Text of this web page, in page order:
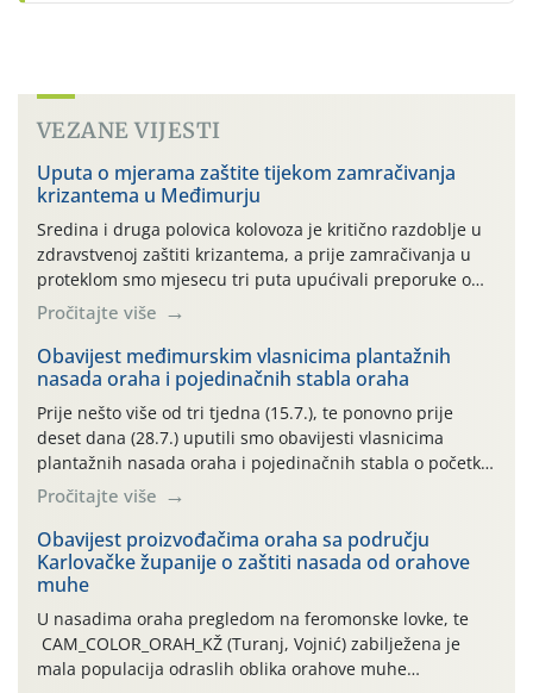
VEZANE VIJESTI
Uputa o mjerama zaštite tijekom zamračivanja
krizantema u Međimurju
Sredina i druga polovica kolovoza je kritično razdoblje u
zdravstvenoj zaštiti krizantema, a prije zamračivanja u
proteklom smo mjesecu tri puta upućivali preporuke o
preventivnim mjerama zaštite krizantema od najčešćih
uzročnika bolesti, štetnika i fito-fagnih grinja (23.7., 14.7.,
06.7.)! Na početku ovog mjeseca je zabilježeno je
povijesno i ekstremno vruće meteorološko razdoblje, uz
najviše temperature […]
Pročitajte više
Obavijest međimurskim vlasnicima plantažnih
nasada oraha i pojedinačnih stabla oraha
Prije nešto više od tri tjedna (15.7.), te ponovno prije
deset dana (28.7.) uputili smo obavijesti vlasnicima
plantažnih nasada oraha i pojedinačnih stabla o početku
leta i ovogodišnjoj potrebi usmjerenog suzbijanja
orahove muhe (Rhagoletis completa)! Već dvanaest dana
traje drugi ovogodišnji “toplinski udar”, koji naročito
izražen zadnja šest dana (31.7.-05.8.), jer najviše
temperature zraka svakodnevno […]
Pročitajte više
Obavijest proizvođačima oraha sa području
Karlovačke županije o zaštiti nasada od orahove
muhe
U nasadima oraha pregledom na feromonske lovke, te
CAM_COLOR_ORAH_KŽ (Turanj, Vojnić) zabilježena je
mala populacija odraslih oblika orahove muhe